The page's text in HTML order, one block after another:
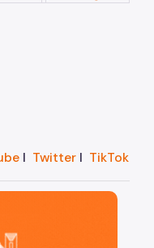
I TwitterI TikTok
resiliente e sustentável